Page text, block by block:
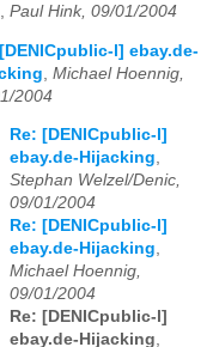
, Paul Hink, 09/01/2004
l] ebay.de-
Michael Hoennig,
2004
Re: [DENICpublic-l]
ebay.de-Hijacking,
Stephan Welzel/Denic,
09/01/2004
Re: [DENICpublic-l]
ebay.de-Hijacking,
Michael Hoennig,
09/01/2004
Re: [DENICpublic-l]
ebay.de-Hijacking,